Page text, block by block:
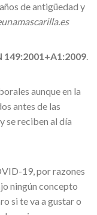
de antigüedad y
149:2001+A1:2009.
aunque en la
antes de las
se reciben al día
19, por razones
ningún concepto
si te va a gustar o